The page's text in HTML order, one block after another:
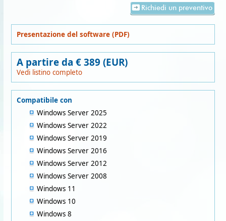
Richiedi un preventivo
Presentazione del software (PDF)
A partire da € 389 (EUR)
Vedi listino completo
Compatibile con
Windows Server 2025
Windows Server 2022
Windows Server 2019
Windows Server 2016
Windows Server 2012
Windows Server 2008
Windows 11
Windows 10
Windows 8